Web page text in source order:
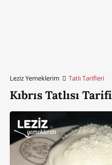
Leziz Yemeklerim Tatlı Tarifleri
Kıbrıs Tatlısı Tarifi